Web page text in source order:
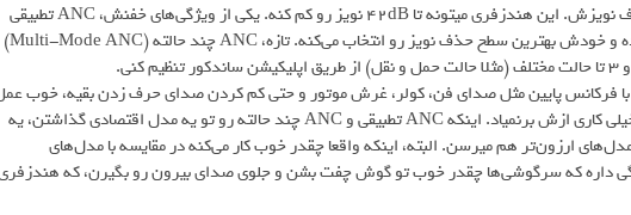
بریم سراغ یکی از مهم‌ترین قابلیت‌های R50i NC یعنی حذف نویزش. این هندزفری میتونه تا 42dB نویز رو کم کنه. یکی از ویژگی‌های خفنش، ANC تطبیقی
(Adaptive ANC) هست که صدای بیرون رو تشخیص می‌ده و خودش بهترین سطح حذف نویز رو انتخاب می‌کنه. تازه، ANC چند حالته (Multi-Mode ANC)
فرکانس پایین مثل صدای فن، کولر، غرش موتور و حتی کم کردن صدای حرف زدن بقیه، خوب
می‌کنه. ولی خب، جلوی صداهای خیلی بلند و با فرکانس بالا خیلی کاری ازش برنمیاد. اینکه ANC تطبیقی و ANC چند حالته رو تو یه مدل اقتصادی گذاشتن، یه
ارزون‌تر هم میرسن. البته، اینکه واقعا چقدر خوب کار می‌کنه در مقایسه با مدل‌های
داره که سرگوشی‌ها چقدر خوب تو گوش چفت بشن و جلوی صدای بیرون رو بگیرن، که